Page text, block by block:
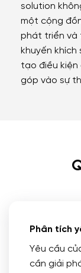
solution
một cộng
phát triển và
khuyến
tạo điều kiện
góp vào sự
Phân tích
Yêu cầu
cần giải